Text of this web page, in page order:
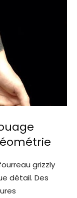
grizzly
détail. Des